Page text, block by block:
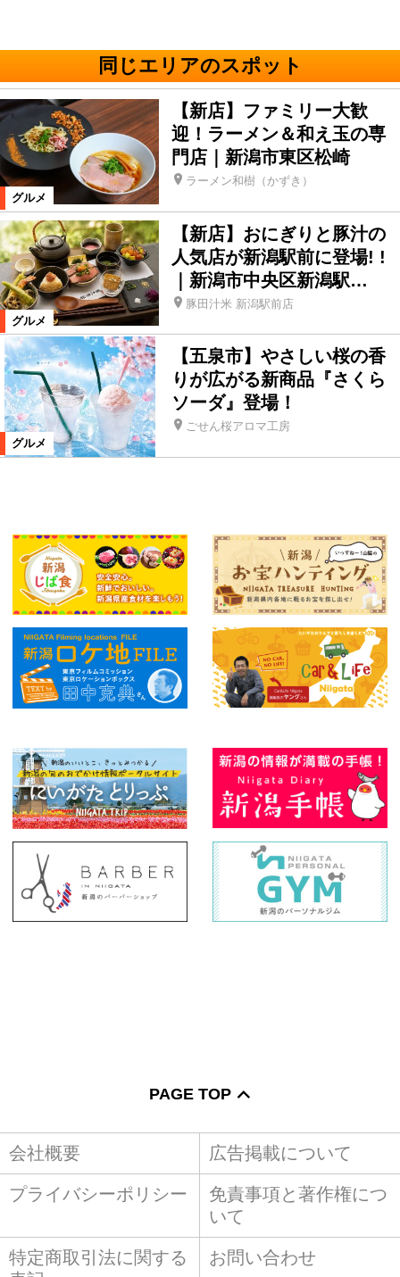
同じエリアのスポット
グルメ
【新店】ファミリー大歓
迎！ラーメン＆和え玉の専
門店｜新潟市東区松崎
ラーメン和樹（かずき）
グルメ
【新店】おにぎりと豚汁の
人気店が新潟駅前に登場! !
｜新潟市中央区新潟駅…
豚田汁米 新潟駅前店
グルメ
【五泉市】やさしい桜の香
りが広がる新商品『さくら
ソーダ』登場！
ごせん桜アロマ工房
PAGE TOP
会社概要 広告掲載について
プライバシーポリシー
免責事項と著作権につ
いて
特定商取引法に関する
お問い合わせ